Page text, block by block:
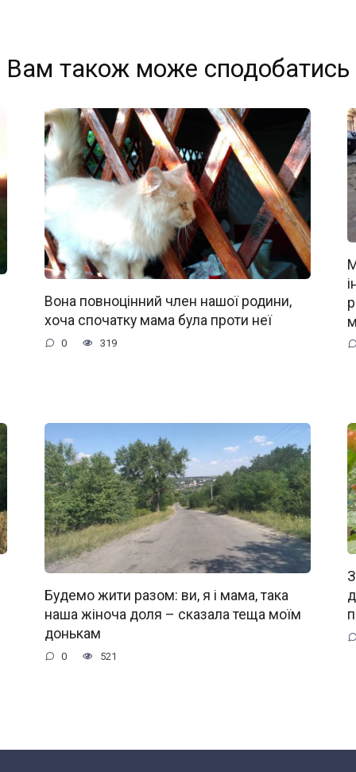
Вам також може сподобатись
Вона повноцінний член нашої родини,
хоча спочатку мама була проти неї
0 319
Будемо жити разом: ви, я і мама, така
наша жіноча доля – сказала теща моїм
донькам
0 521